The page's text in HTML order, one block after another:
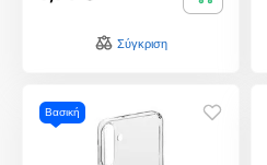
Σύγκριση
Βασική